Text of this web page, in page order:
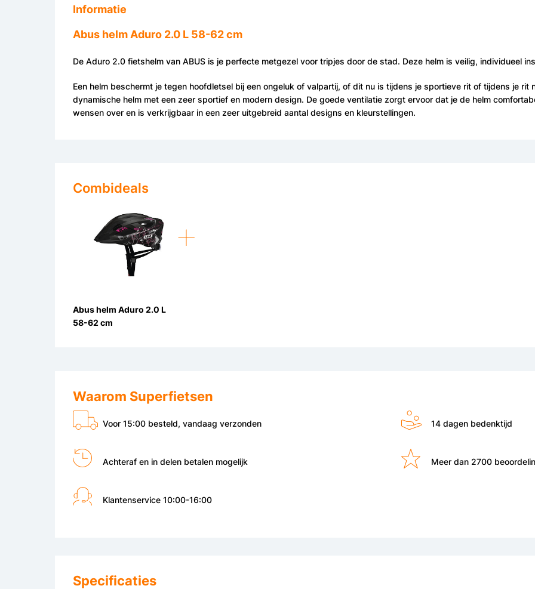
Waarom Superfietsen
Voor 15:00 besteld, vandaag verzonden 14 dagen bedenktijd
Achteraf en in delen betalen mogelijk Meer dan 2700
Klantenservice 10:00-16:00
Combideals
Abus helm Aduro 2.0 L
58-62 cm
Informatie
Abus helm Aduro 2.0 L 58-62 cm
De Aduro 2.0 fietshelm van ABUS is je perfecte metgezel voor tripjes door de stad. Deze helm is veilig, individueel
Een helm beschermt je tegen hoofdletsel bij een ongeluk of valpartij, of dit nu is tijdens je sportieve rit of tijdens je rit
dynamische helm met een zeer sportief en modern design. De goede ventilatie zorgt ervoor dat je de helm
wensen over en is verkrijgbaar in een zeer uitgebreid aantal designs en kleurstellingen.
Specificaties